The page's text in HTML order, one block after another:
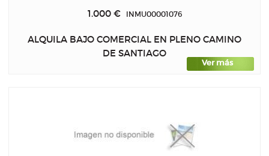
1.000 €INMU00001076
ALQUILA BAJO COMERCIAL EN PLENO CAMINO
DE SANTIAGO
Ver más